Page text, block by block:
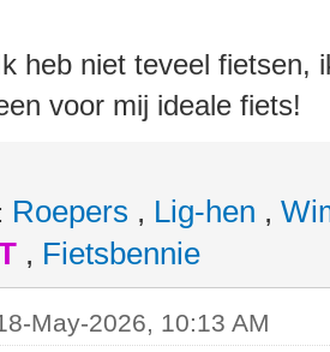
heb niet teveel fietsen,
voor mij ideale fiets!
Roepers , Lig-hen ,
, Fietsbennie
May-2026, 10:13 AM